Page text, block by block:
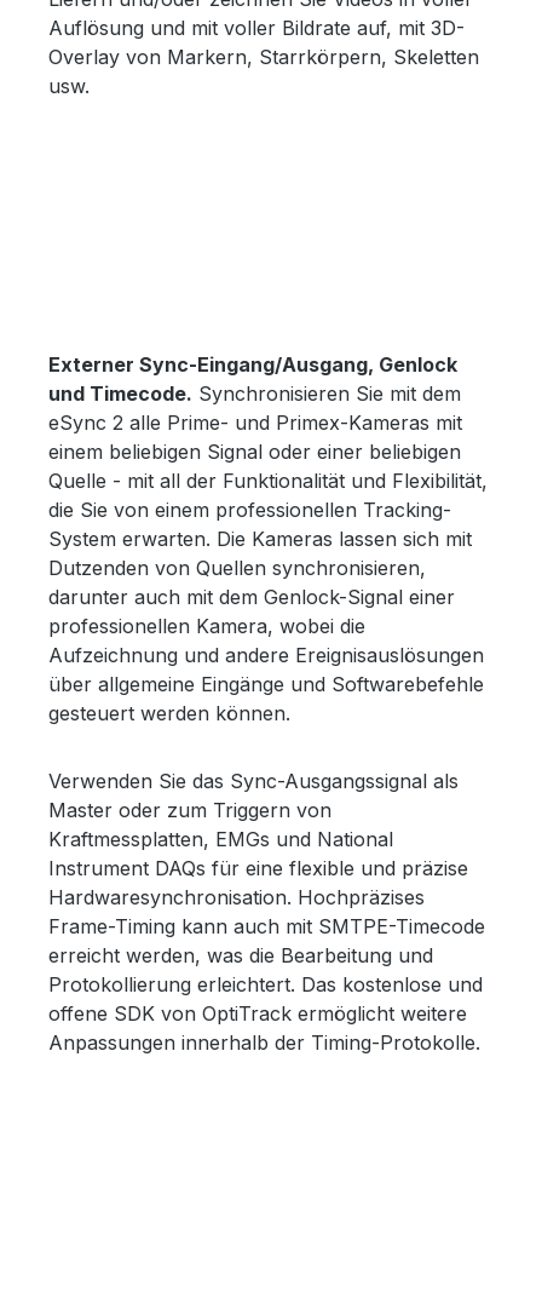
Auflösung und mit voller Bildrate auf, mit 3D-
Overlay von Markern, Starrkörpern, Skeletten
usw.
Externer Sync-Eingang/Ausgang, Genlock
und Timecode. Synchronisieren Sie mit dem
eSync 2 alle Prime- und Primex-Kameras mit
einem beliebigen Signal oder einer beliebigen
Quelle - mit all der Funktionalität und Flexibilität,
die Sie von einem professionellen Tracking-
System erwarten. Die Kameras lassen sich mit
Dutzenden von Quellen synchronisieren,
darunter auch mit dem Genlock-Signal einer
professionellen Kamera, wobei die
Aufzeichnung und andere Ereignisauslösungen
über allgemeine Eingänge und Softwarebefehle
gesteuert werden können.
Verwenden Sie das Sync-Ausgangssignal als
Master oder zum Triggern von
Kraftmessplatten, EMGs und National
Instrument DAQs für eine flexible und präzise
Hardwaresynchronisation. Hochpräzises
Frame-Timing kann auch mit SMTPE-Timecode
erreicht werden, was die Bearbeitung und
Protokollierung erleichtert. Das kostenlose und
offene SDK von OptiTrack ermöglicht weitere
Anpassungen innerhalb der Timing-Protokolle.